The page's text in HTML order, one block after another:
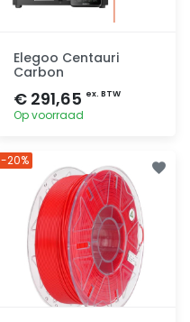
Elegoo Centauri
Carbon
€ 291,65 ex. BTW
Op voorraad
-20%